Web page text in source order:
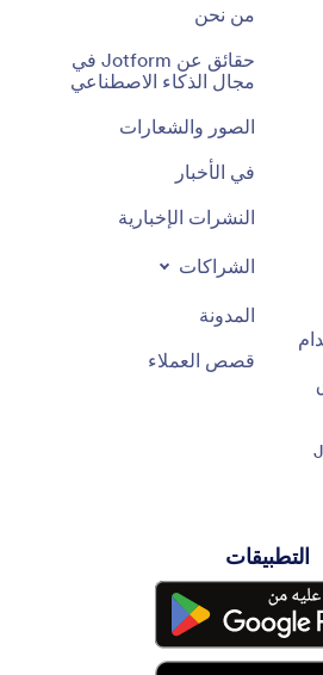
من نحن
حقائق عن Jotform في
مجال الذكاء الاصطناعي
الصور والشعارات
في الأخبار
النشرات الإخبارية
الشراكات
المدونة
قصص العملاء
التطبيقات